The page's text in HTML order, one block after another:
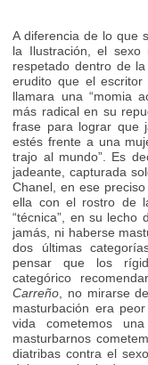
A diferencia de lo que
la Ilustración, el
respetado dentro de
erudito que el
llamara una “momia
más radical en su
frase para lograr que
estés frente a una
trajo al mundo”. Es
jadeante, capturada
Chanel, en ese
ella con el rostro de
“técnica”, en su lecho
jamás, ni haberse
dos últimas
pensar que los
categórico
Carreño , no mirarse
masturbación era
vida cometemos
masturbarnos
diatribas contra el